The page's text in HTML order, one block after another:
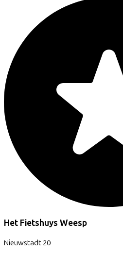
Het Fietshuys Weesp
Nieuwstadt 20